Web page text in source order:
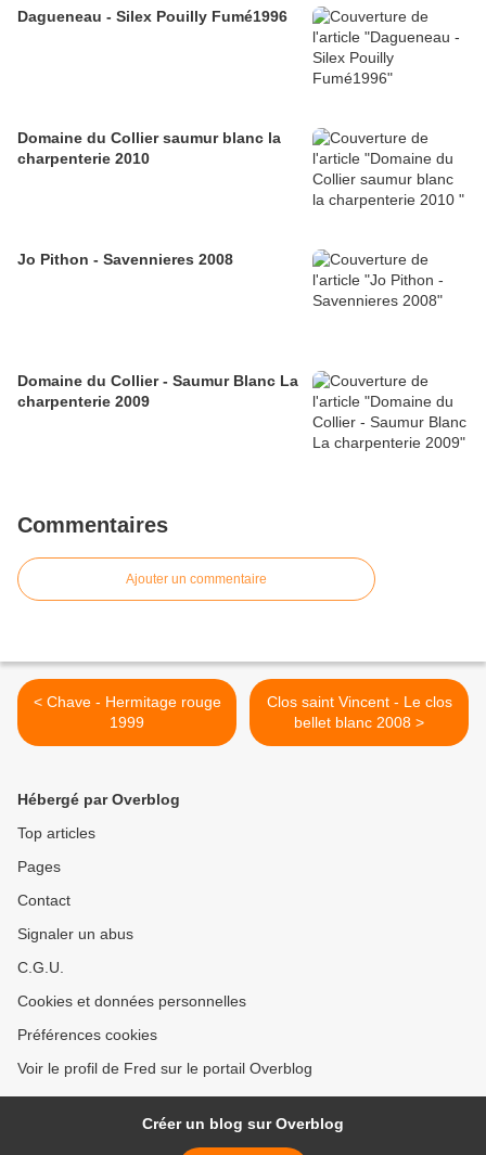
Dagueneau - Silex Pouilly Fumé1996
Domaine du Collier saumur blanc la
charpenterie 2010
Jo Pithon - Savennieres 2008
Domaine du Collier - Saumur Blanc La
charpenterie 2009
Commentaires
Ajouter un commentaire
< Chave - Hermitage rouge
1999
Clos saint Vincent - Le clos
bellet blanc 2008 >
Hébergé par Overblog
Top articles
Pages
Contact
Signaler un abus
C.G.U.
Cookies et données personnelles
Préférences cookies
Voir le profil de Fred sur le portail Overblog
Créer un blog sur Overblog